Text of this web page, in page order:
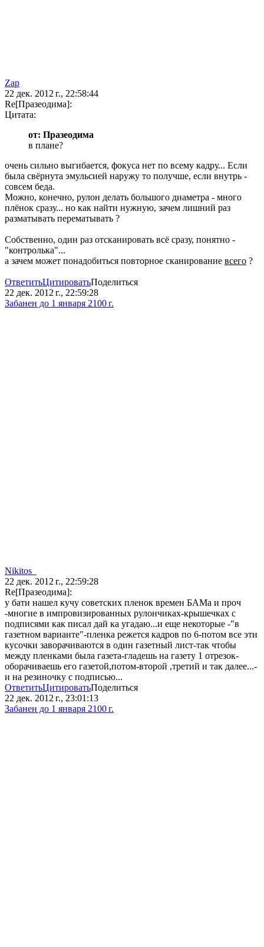
Zap
22 дек. 2012 г., 22:58:44
Re[Празеодима]:
Цитата:
от: Празеодима
в плане?
очень сильно выгибается, фокуса нет по всему кадру... Если
была свёрнута эмульсией наружу то получше, если внутрь -
совсем беда.
Можно, конечно, рулон делать большого диаметра - много
плёнок сразу... но как найти нужную, зачем лишний раз
разматывать перематывать ?
Собственно, один раз отсканировать всё сразу, понятно -
"контролька"...
а зачем может понадобиться повторное сканирование всего ?
ОтветитьЦитироватьПоделиться
22 дек. 2012 г., 22:59:28
Забанен до 1 января 2100 г.
Nikitos_
22 дек. 2012 г., 22:59:28
Re[Празеодима]:
у бати нашел кучу советских пленок времен БАМа и проч
-многие в импровизированных рулончиках-крышечках с
подписями как писал дай ка угадаю...и еще некоторые -"в
газетном варианте"-пленка режется кадров по 6-потом все эти
кусочки заворачиваются в один газетный лист-так чтобы
между пленками была газета-гладешь на газету 1 отрезок-
оборачиваешь его газетой,потом-второй ,третий и так далее...-
и на резиночку с подписью...
ОтветитьЦитироватьПоделиться
22 дек. 2012 г., 23:01:13
Забанен до 1 января 2100 г.